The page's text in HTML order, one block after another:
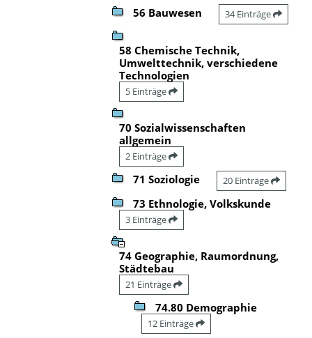
56 Bauwesen 34 Einträge
58 Chemische Technik,
Umwelttechnik, verschiedene
Technologien
5 Einträge
70 Sozialwissenschaften
allgemein
2 Einträge
71 Soziologie 20 Einträge
73 Ethnologie, Volkskunde
3 Einträge
74 Geographie, Raumordnung,
Städtebau
21 Einträge
74.80 Demographie
12 Einträge